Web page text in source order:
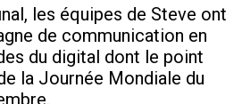
les équipes de Steve ont
de communication en
du digital dont le point
la Journée Mondiale du